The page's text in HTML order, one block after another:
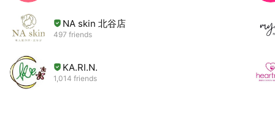
NA skin 北谷店
497 friends
KA.RI.N.
1,014 friends